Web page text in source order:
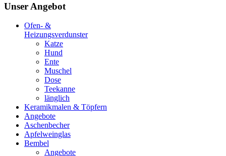
Unser Angebot
Ofen- &
Heizungsverdunster
Katze
Hund
Ente
Muschel
Dose
Teekanne
länglich
Keramikmalen & Töpfern
Angebote
Aschenbecher
Apfelweinglas
Bembel
Angebote